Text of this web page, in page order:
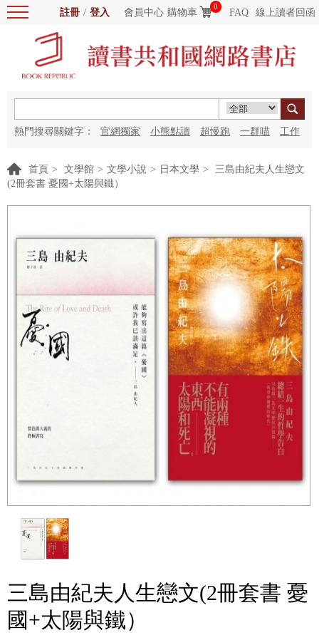
註冊 / 登入 會員中心 購物車
0
FAQ 線上讀者回函
熱門搜尋關鍵字： 官網獨家 小熊點讀 超慢跑 一群喵 工作
首頁 > 文學館 > 文學小說 > 日本文學 >
三島由紀夫人生戀文
(2冊套書 憂國+太陽與鐵）
三島由紀夫人生戀文(2冊套書 憂
國+太陽與鐵）